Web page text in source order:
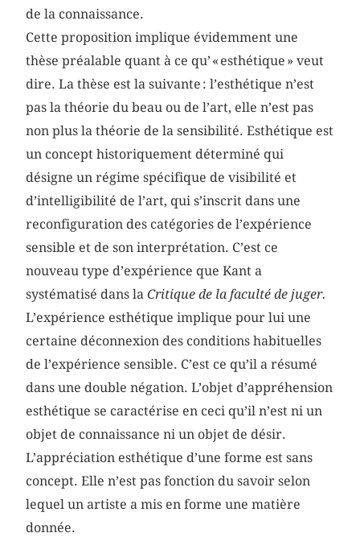
de la connaissance.
Cette proposition implique évidemment une
thèse préalable quant à ce qu’ « esthétique » veut
dire. La thèse est la suivante : l’esthétique n’est
pas la théorie du beau ou de l’art, elle n’est pas
non plus la théorie de la sensibilité. Esthétique est
un concept historiquement déterminé qui
désigne un régime spécifique de visibilité et
d’intelligibilité de l’art, qui s’inscrit dans une
reconfiguration des catégories de l’expérience
sensible et de son interprétation. C’est ce
nouveau type d’expérience que Kant a
systématisé dans laCritique de la faculté de juger.
L’expérience esthétique implique pour lui une
certaine déconnexion des conditions habituelles
de l’expérience sensible. C’est ce qu’il a résumé
dans une double négation. L’objet d’appréhension
esthétique se caractérise en ceci qu’il n’est ni un
objet de connaissance ni un objet de désir.
L’appréciation esthétique d’une forme est sans
concept. Elle n’est pas fonction du savoir selon
lequel un artiste a mis en forme une matière
donnée.